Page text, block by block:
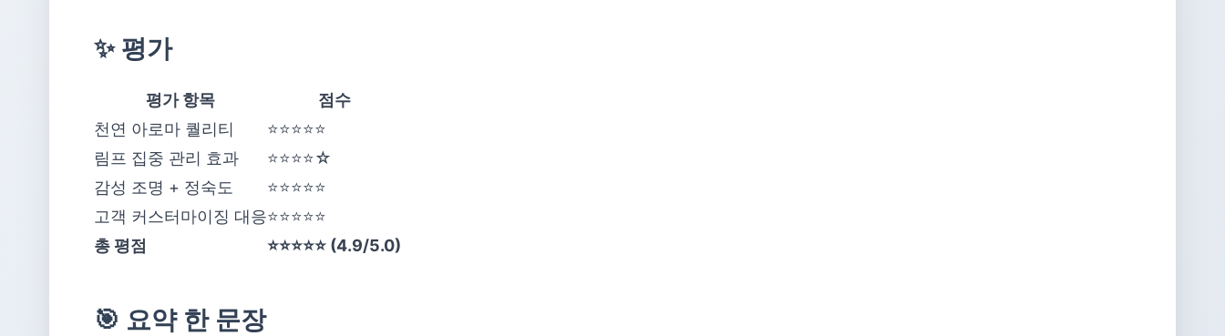
✨ 평가
평가 항목
점수
천연 아로마 퀄리티
⭐⭐⭐⭐⭐
림프 집중 관리 효과
⭐⭐⭐⭐☆
감성 조명 + 정숙도
⭐⭐⭐⭐⭐
고객 커스터마이징 대응⭐⭐⭐⭐⭐
총 평점
⭐⭐⭐⭐⭐ (4.9/5.0)
🎯 요약 한 문장